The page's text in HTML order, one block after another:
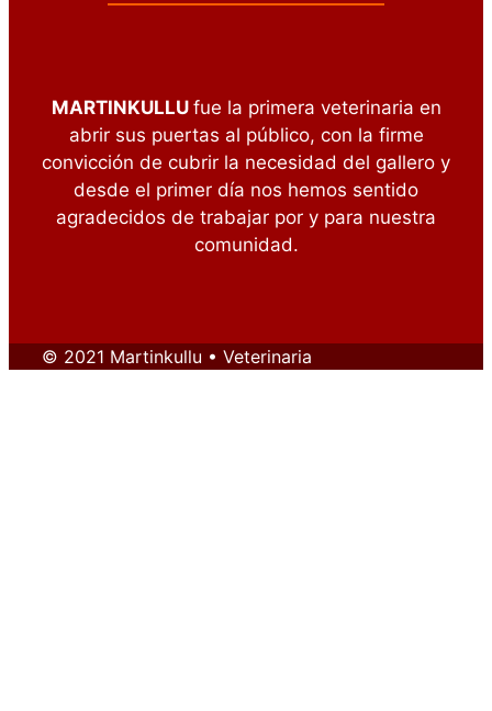
MARTINKULLU fue la primera veterinaria en
abrir sus puertas al público, con la firme
convicción de cubrir la necesidad del gallero y
desde el primer día nos hemos sentido
agradecidos de trabajar por y para nuestra
comunidad.
© 2021 Martinkullu • Veterinaria